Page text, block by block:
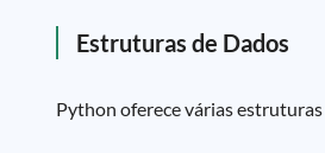
Estruturas de Dados
Python oferece várias